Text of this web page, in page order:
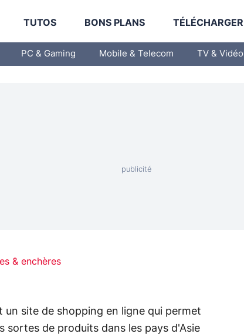
TUTOS BONS PLANS TÉLÉCHARGER
PC & Gaming Mobile & Telecom TV & Vidéo
& enchères
un site de shopping en ligne qui permet
sortes de produits dans les pays d'Asie